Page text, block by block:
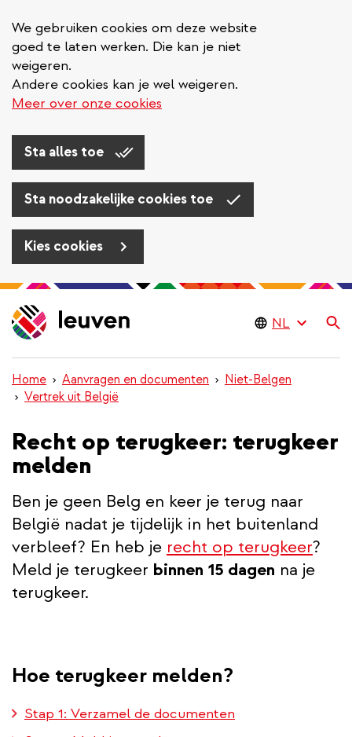
We gebruiken cookies om deze website
goed te laten werken. Die kan je niet
weigeren.
Andere cookies kan je wel weigeren.
Meer over onze cookies
Sta alles toe
Sta noodzakelijke cookies toe
Kies cookies
Overslaan
en
naar
inhoud
gaan
Home Aanvragen en documenten
Niet-Belgen
Vertrek uit België
Recht op terugkeer: terugkeer
melden
Ben je geen Belg en keer je terug naar
België nadat je tijdelijk in het buitenland
verbleef? En heb je recht op terugkeer?
Meld je terugkeer binnen 15 dagen na je
terugkeer.
Hoe terugkeer melden?
Stap 1: Verzamel de documenten